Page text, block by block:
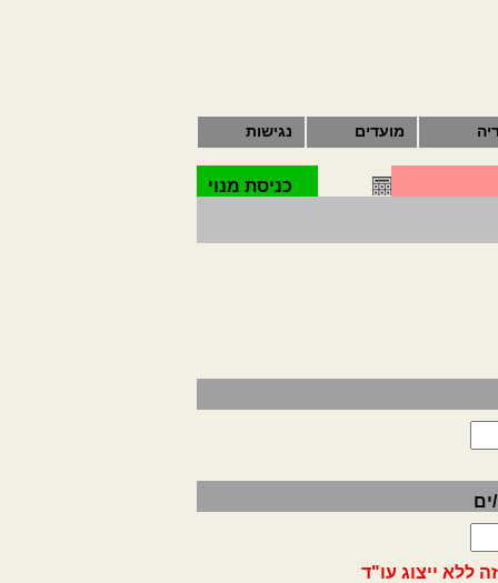
מועדים נגישות
כניסת מנוי
ים
ללא ייצוג עו"ד